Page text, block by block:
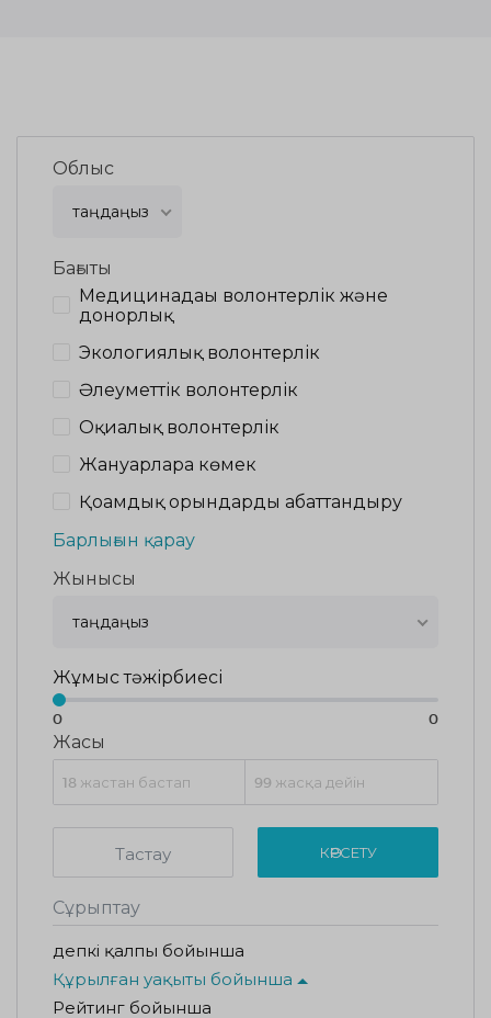
Облыс
таңдаңыз
Бағыты
Медицинадағы волонтерлік және
донорлық
Экологиялық волонтерлік
Әлеуметтік волонтерлік
Оқиғалық волонтерлік
Жануарларға көмек
Қоғамдық орындарды абаттандыру
Барлығын қарау
Жынысы
таңдаңыз
Жұмыс тәжірбиесі
0 0
Жасы
Тастау КӨРСЕТУ
Сұрыптау
Әдепкі қалпы бойынша
Құрылған уақыты бойынша
Рейтинг бойынша